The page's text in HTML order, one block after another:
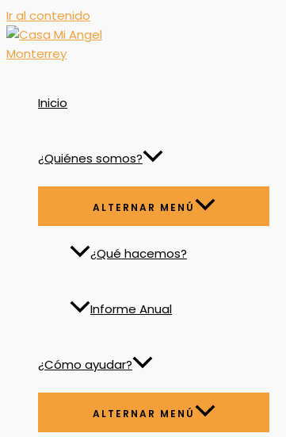
Ir al contenido
Inicio
¿Quiénes somos?
ALTERNAR MENÚ
¿Qué hacemos?
Informe Anual
¿Cómo ayudar?
ALTERNAR MENÚ